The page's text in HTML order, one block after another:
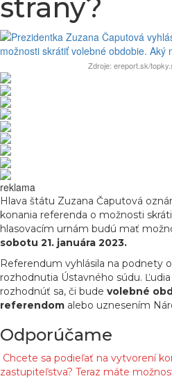
strany?
Zdroje: ereport.sk/
reklama
Hlava štátu Zuzana Čaputová
konania referenda o možnosti
hlasovacím urnám budú mať
sobotu 21. januára 2023.
Referendum vyhlásila na podnety
rozhodnutia Ústavného súdu.
rozhodnúť sa, či bude volebné
referendom alebo uznesením
Odporúčame
Chcete sa podieľať na vytvorení
zastupiteľstva? Teraz máte